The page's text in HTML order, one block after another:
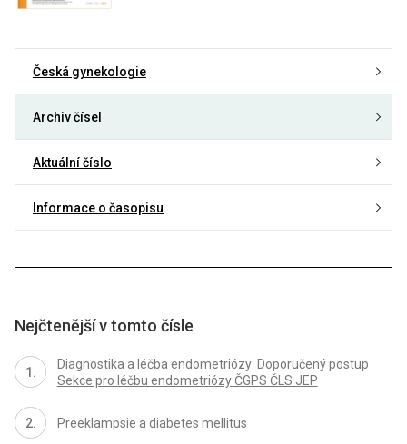
Česká gynekologie
Archiv čísel
Aktuální číslo
Informace o časopisu
Nejčtenější v tomto čísle
Diagnostika a léčba endometriózy: Doporučený postup
Sekce pro léčbu endometriózy ČGPS ČLS JEP
Preeklampsie a diabetes mellitus